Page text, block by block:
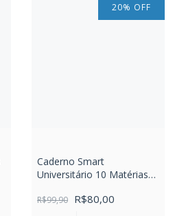
20% OFF
Caderno Smart
Universitário 10 Matérias
R$99,90 R$80,00